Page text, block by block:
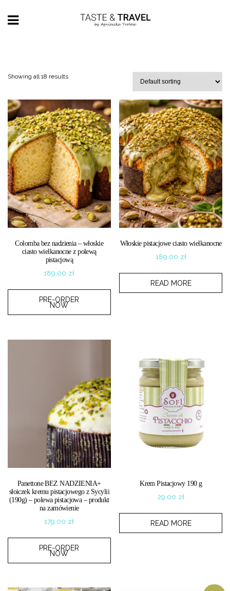
Showing all 18 results
Colomba bez nadzienia – włoskie
ciasto wielkanocne z polewą
pistacjową
189,00 zł
PRE-ORDER
NOW
Włoskie pistacjowe ciasto wielkanocne
189,00 zł
READ MORE
Panettone BEZ NADZIENIA+
słoiczek kremu pistacjowego z Sycylii
(190g) – polewa pistacjowa – produkt
na zamówienie
179,00 zł
PRE-ORDER
NOW
Krem Pistacjowy 190 g
29,00 zł
READ MORE